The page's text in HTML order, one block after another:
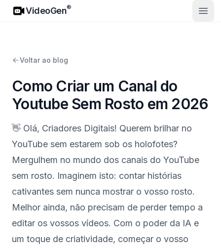
VideoGen
VideoGen®
Abrir
Voltar ao blog
Como Criar um Canal do
Youtube Sem Rosto em 2026
👋 Olá, Criadores Digitais! Querem brilhar no
YouTube sem estarem sob os holofotes?
Mergulhem no mundo dos canais do YouTube
sem rosto. Imaginem isto: contar histórias
cativantes sem nunca mostrar o vosso rosto.
Melhor ainda, não precisam de perder tempo a
editar os vossos vídeos. Com o poder da IA e
um toque de criatividade, começar o vosso